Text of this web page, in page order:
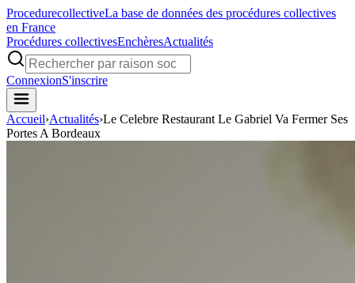
ProcedurecollectiveLa base de données des procédures collectives
en France
Procédures collectivesEnchèresActualités
ConnexionS'inscrire
Accueil›Actualités›Le Celebre Restaurant Le Gabriel Va Fermer Ses
Portes A Bordeaux